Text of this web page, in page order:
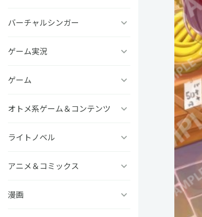
写真撮影背景
うちわ文字プリント
GIFUSHO 岐阜県立岐阜商
すにすて - SneakerStep
めておら - Meteorites -
騎士X - Knight X -
とぅるりぷ - True&Lip
ぼくたちのあそびば
ププ
豆柴富とのふたり暮らし
VASE
クラーテイル
ななし学園 方言研究会
描乃EMOイラストシリーズ
Art Stone Entertainment
バーチャルシンガー
TOKYO6キャラクターズ
ゲーム実況
アマル
さんちゃんく！
ストグラカップル
モノパスイーツフェス
ゲーム
フライハイトクラウディア
ゲームその他
アイドルデスゲームTV
原神
オトメ系ゲーム＆コンテンツ
Clock over ORQUESTA
ときめきメモリアル Girl’s
ライトノベル
ビーンズ文庫24周年
MFブックス
アニメ＆コミックス
聖女の魔力は万能です
漫画